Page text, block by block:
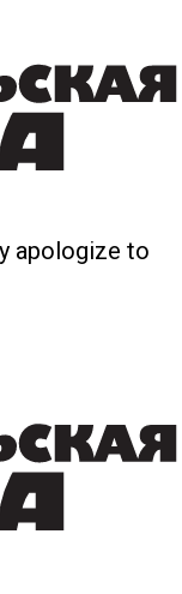
apologize to